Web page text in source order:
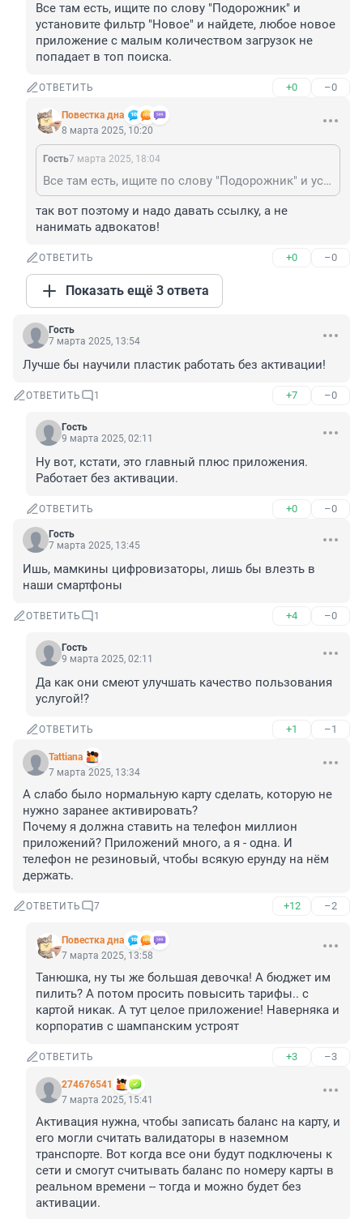
Все там есть, ищите по слову "Подорожник" и
установите фильтр "Новое" и найдете, любое новое
приложение с малым количеством загрузок не
попадает в топ поиска.
ОТВЕТИТЬ +0 –0
Повестка дна
8 марта 2025, 10:20
Гость7 марта 2025, 18:04
Все там есть, ищите по слову "Подорожник" и установите фильтр "Новое" и найдете, любое новое приложение с малым количеством загрузок не попадает в топ поиска.
так вот поэтому и надо давать ссылку, а не
нанимать адвокатов!
ОТВЕТИТЬ +0 –0
Показать ещё 3 ответа
Гость
7 марта 2025, 13:54
Лучше бы научили пластик работать без активации!
ОТВЕТИТЬ 1 +7 –0
Гость
9 марта 2025, 02:11
Ну вот, кстати, это главный плюс приложения.
Работает без активации.
ОТВЕТИТЬ +0 –0
Гость
7 марта 2025, 13:45
Ишь, мамкины цифровизаторы, лишь бы влезть в
наши смартфоны
ОТВЕТИТЬ 1 +4 –0
Гость
9 марта 2025, 02:11
Да как они смеют улучшать качество пользования
услугой!?
ОТВЕТИТЬ +1 –1
Tattiana
7 марта 2025, 13:34
А слабо было нормальную карту сделать, которую не
нужно заранее активировать?
Почему я должна ставить на телефон миллион
приложений? Приложений много, а я - одна. И
телефон не резиновый, чтобы всякую ерунду на нём
держать.
ОТВЕТИТЬ 7 +12 –2
Повестка дна
7 марта 2025, 13:58
Танюшка, ну ты же большая девочка! А бюджет им
пилить? А потом просить повысить тарифы.. с
картой никак. А тут целое приложение! Наверняка и
корпоратив с шампанским устроят
ОТВЕТИТЬ +3 –3
274676541
7 марта 2025, 15:41
Активация нужна, чтобы записать баланс на карту, и
его могли считать валидаторы в наземном
транспорте. Вот когда все они будут подключены к
сети и смогут считывать баланс по номеру карты в
реальном времени -- тогда и можно будет без
активации.